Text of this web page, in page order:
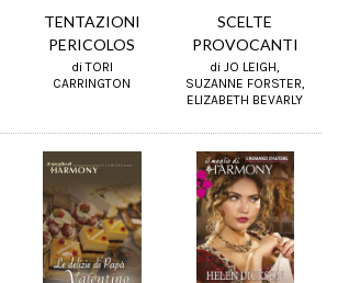
TENTAZIONI
PERICOLOS
di TORI
CARRINGTON
SCELTE
PROVOCANTI
di JO LEIGH,
SUZANNE FORSTER,
ELIZABETH BEVARLY